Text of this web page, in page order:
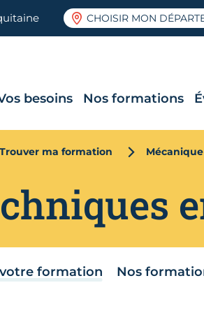
CHOISIR MON
besoins Nos formations
Trouver ma formation Mécanique
formation Nos